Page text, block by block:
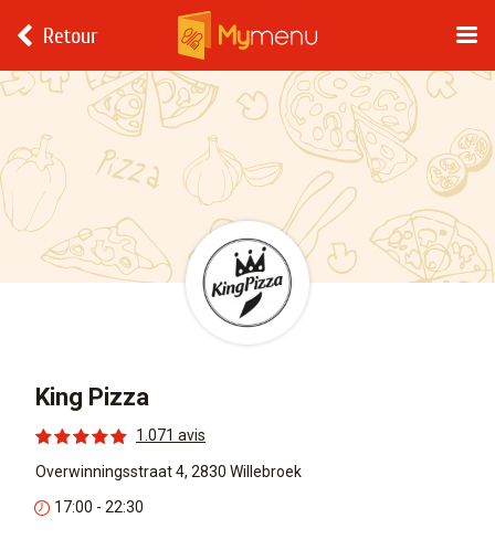
Retour
King Pizza
1.071 avis
Overwinningsstraat 4, 2830 Willebroek
17:00 - 22:30